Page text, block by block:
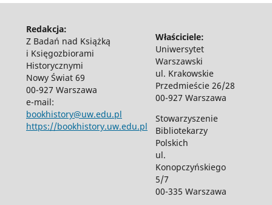
Redakcja:
Z Badań nad Książką
i Księgozbiorami
Historycznymi
Nowy Świat 69
00-927 Warszawa
e-mail:
bookhistory@uw.edu.pl
https://bookhistory.uw.edu.pl
Właściciele:
Uniwersytet
Warszawski
ul. Krakowskie
Przedmieście 26/28
00-927 Warszawa
Stowarzyszenie
Bibliotekarzy
Polskich
ul.
Konopczyńskiego
5/7
00-335 Warszawa